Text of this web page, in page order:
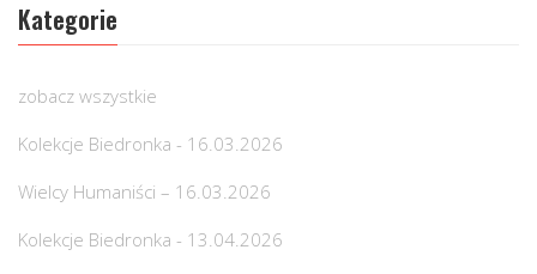
Kategorie
zobacz wszystkie
Kolekcje Biedronka - 16.03.2026
Wielcy Humaniści – 16.03.2026
Kolekcje Biedronka - 13.04.2026